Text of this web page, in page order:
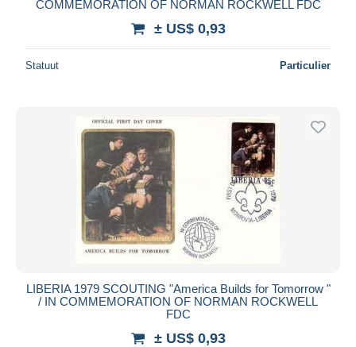
COMMEMORATION OF NORMAN ROCKWELL FDC
± US$ 0,93
Statuut Particulier
LIBERIA 1979 SCOUTING "America Builds for Tomorrow "
/ IN COMMEMORATION OF NORMAN ROCKWELL
FDC
± US$ 0,93